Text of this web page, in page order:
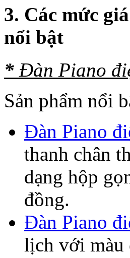
3. Các mức
nổi bật
* Đàn Piano
Sản phẩm nổi
Đàn Piano
thanh chân
dạng hộp
đồng.
Đàn Piano
lịch với màu